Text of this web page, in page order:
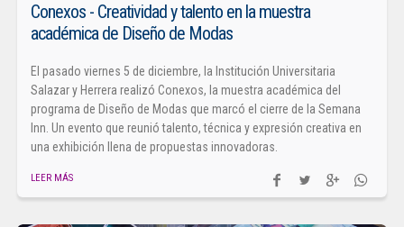
Conexos - Creatividad y talento en la muestra
académica de Diseño de Modas
El pasado viernes 5 de diciembre, la Institución Universitaria
Salazar y Herrera realizó Conexos, la muestra académica del
programa de Diseño de Modas que marcó el cierre de la Semana
Inn. Un evento que reunió talento, técnica y expresión creativa en
una exhibición llena de propuestas innovadoras.
LEER MÁS